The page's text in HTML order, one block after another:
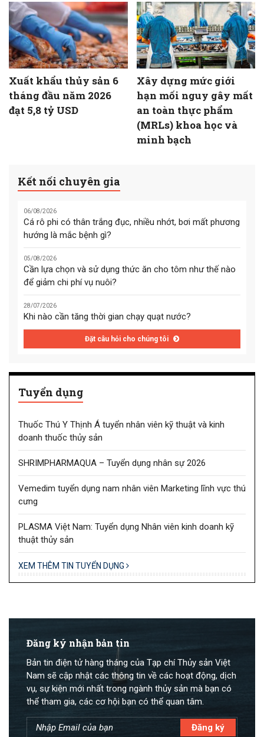
Xuất khẩu thủy sản 6
tháng đầu năm 2026
đạt 5,8 tỷ USD
Xây dựng mức giới
hạn mối nguy gây mất
an toàn thực phẩm
(MRLs) khoa học và
minh bạch
Kết nối chuyên gia
06/08/2026
Cá rô phi có thân trắng đục, nhiều nhớt, bơi mất phương
hướng là mắc bệnh gì?
05/08/2026
Cần lựa chọn và sử dụng thức ăn cho tôm như thế nào
để giảm chi phí vụ nuôi?
28/07/2026
Khi nào cần tăng thời gian chạy quạt nước?
Đặt câu hỏi cho chúng tôi
Tuyển dụng
Thuốc Thú Y Thịnh Á tuyển nhân viên kỹ thuật và kinh
doanh thuốc thủy sản
SHRIMPHARMAQUA – Tuyển dụng nhân sự 2026
Vemedim tuyển dụng nam nhân viên Marketing lĩnh vực thú
cưng
PLASMA Việt Nam: Tuyển dụng Nhân viên kinh doanh kỹ
thuật thủy sản
XEM THÊM TIN TUYỂN DỤNG
Đăng ký nhận bản tin
Bản tin điện tử hàng tháng của Tạp chí Thủy sản Việt
Nam sẽ cập nhật các thông tin về các hoạt động, dịch
vụ, sự kiện mới nhất trong ngành thủy sản mà bạn có
thể tham gia, các cơ hội bạn có thể quan tâm.